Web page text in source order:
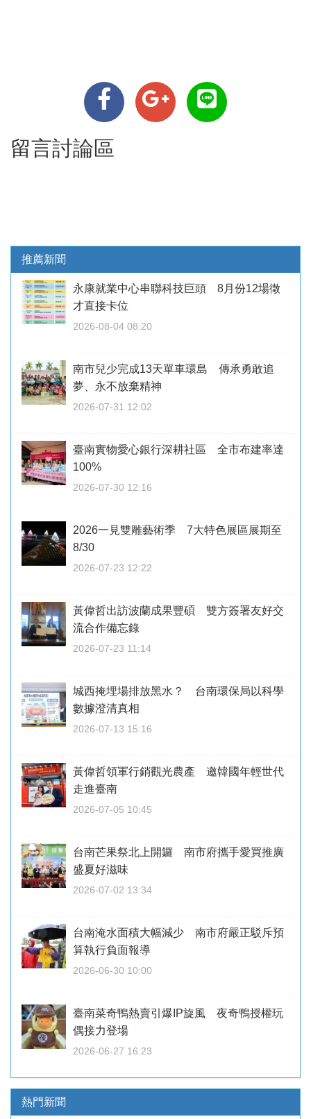
留言討論區
推薦新聞
永康就業中心串聯科技巨頭 8月份12場徵
才直接卡位
2026-08-04 08:20
南市兒少完成13天單車環島 傳承勇敢追
夢、永不放棄精神
2026-07-31 12:02
臺南實物愛心銀行深耕社區 全市布建率達
100%
2026-07-30 12:16
2026一見雙雕藝術季 7大特色展區展期至
8/30
2026-07-23 12:22
黃偉哲出訪波蘭成果豐碩 雙方簽署友好交
流合作備忘錄
2026-07-23 11:14
城西掩埋場排放黑水？ 台南環保局以科學
數據澄清真相
2026-07-13 15:16
黃偉哲領軍行銷觀光農產 邀韓國年輕世代
走進臺南
2026-07-05 10:45
台南芒果祭北上開鑼 南市府攜手愛買推廣
盛夏好滋味
2026-07-02 13:34
台南淹水面積大幅減少 南市府嚴正駁斥預
算執行負面報導
2026-06-30 10:00
臺南菜奇鴨熱賣引爆IP旋風 夜奇鴨授權玩
偶接力登場
2026-06-27 16:23
熱門新聞